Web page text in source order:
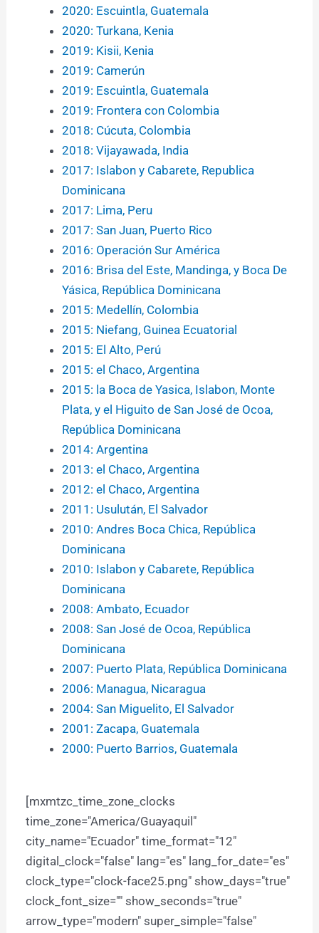
2020: Escuintla, Guatemala
2020: Turkana, Kenia
2019: Kisii, Kenia
2019: Camerún
2019: Escuintla, Guatemala
2019: Frontera con Colombia
2018: Cúcuta, Colombia
2018: Vijayawada, India
2017: Islabon y Cabarete, Republica
Dominicana
2017: Lima, Peru
2017: San Juan, Puerto Rico
2016: Operación Sur América
2016: Brisa del Este, Mandinga, y Boca De
Yásica, República Dominicana
2015: Medellín, Colombia
2015: Niefang, Guinea Ecuatorial
2015: El Alto, Perú
2015: el Chaco, Argentina
2015: la Boca de Yasica, Islabon, Monte
Plata, y el Higuito de San José de Ocoa,
República Dominicana
2014: Argentina
2013: el Chaco, Argentina
2012: el Chaco, Argentina
2011: Usulután, El Salvador
2010: Andres Boca Chica, República
Dominicana
2010: Islabon y Cabarete, República
Dominicana
2008: Ambato, Ecuador
2008: San José de Ocoa, República
Dominicana
2007: Puerto Plata, República Dominicana
2006: Managua, Nicaragua
2004: San Miguelito, El Salvador
2001: Zacapa, Guatemala
2000: Puerto Barrios, Guatemala
[mxmtzc_time_zone_clocks
time_zone="America/Guayaquil"
city_name="Ecuador" time_format="12"
digital_clock="false" lang="es" lang_for_date="es"
clock_type="clock-face25.png" show_days="true"
clock_font_size="" show_seconds="true"
arrow_type="modern" super_simple="false"